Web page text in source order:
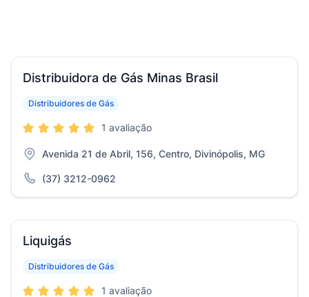
Distribuidora de Gás Minas Brasil
Distribuidores de Gás
1 avaliação
Avenida 21 de Abril, 156, Centro, Divinópolis, MG
(37) 3212-0962
Liquigás
Distribuidores de Gás
1 avaliação